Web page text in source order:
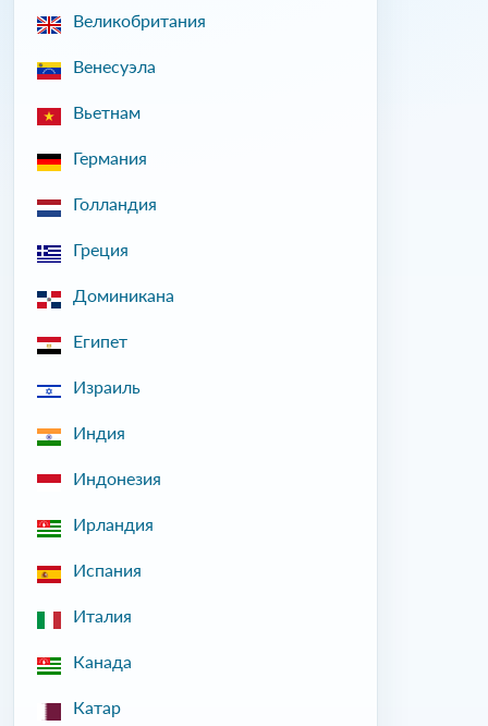
Великобритания
Венесуэла
Вьетнам
Германия
Голландия
Греция
Доминикана
Египет
Израиль
Индия
Индонезия
Ирландия
Испания
Италия
Канада
Катар